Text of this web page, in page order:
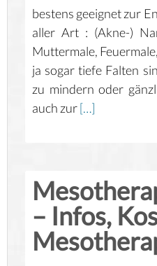
bestens geeignet zur
aller Art : (Akne-)
Muttermale,
ja sogar tiefe Falten
zu mindern oder
auch zur[…]
– Infos,